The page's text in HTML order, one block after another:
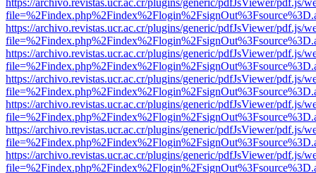
https://archivo.revistas.ucr.ac.cr/plugins/generic/pdfJsViewer/pdf.js/
https://archivo.revistas.ucr.ac.cr/plugins/generic/pdfJsViewer/pdf.js/
https://archivo.revistas.ucr.ac.cr/plugins/generic/pdfJsViewer/pdf.js/
https://archivo.revistas.ucr.ac.cr/plugins/generic/pdfJsViewer/pdf.js/
https://archivo.revistas.ucr.ac.cr/plugins/generic/pdfJsViewer/pdf.js/
https://archivo.revistas.ucr.ac.cr/plugins/generic/pdfJsViewer/pdf.js/
https://archivo.revistas.ucr.ac.cr/plugins/generic/pdfJsViewer/pdf.js/